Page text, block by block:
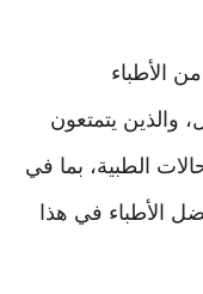
الأطباء
والذين يتمتعون
الطبية، بما في
الأطباء في هذا